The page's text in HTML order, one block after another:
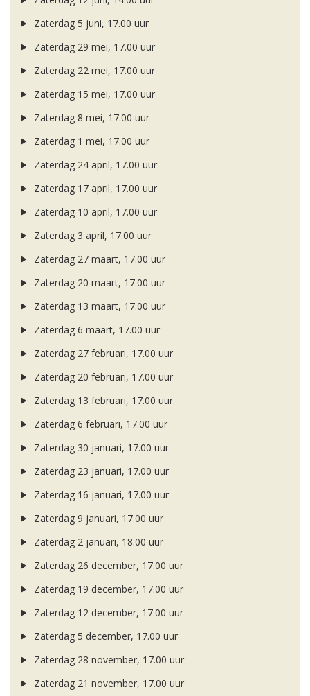
Zaterdag 5 juni, 17.00 uur
Zaterdag 29 mei, 17.00 uur
Zaterdag 22 mei, 17.00 uur
Zaterdag 15 mei, 17.00 uur
Zaterdag 8 mei, 17.00 uur
Zaterdag 1 mei, 17.00 uur
Zaterdag 24 april, 17.00 uur
Zaterdag 17 april, 17.00 uur
Zaterdag 10 april, 17.00 uur
Zaterdag 3 april, 17.00 uur
Zaterdag 27 maart, 17.00 uur
Zaterdag 20 maart, 17.00 uur
Zaterdag 13 maart, 17.00 uur
Zaterdag 6 maart, 17.00 uur
Zaterdag 27 februari, 17.00 uur
Zaterdag 20 februari, 17.00 uur
Zaterdag 13 februari, 17.00 uur
Zaterdag 6 februari, 17.00 uur
Zaterdag 30 januari, 17.00 uur
Zaterdag 23 januari, 17.00 uur
Zaterdag 16 januari, 17.00 uur
Zaterdag 9 januari, 17.00 uur
Zaterdag 2 januari, 18.00 uur
Zaterdag 26 december, 17.00 uur
Zaterdag 19 december, 17.00 uur
Zaterdag 12 december, 17.00 uur
Zaterdag 5 december, 17.00 uur
Zaterdag 28 november, 17.00 uur
Zaterdag 21 november, 17.00 uur